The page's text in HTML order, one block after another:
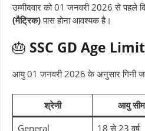
उम्मीदवार को 01 जनवरी 2026 से पहले
(मैट्रिक)पास होना आवश्यक है।
🎂 SSC GD Age
आयु 01 जनवरी 2026 के अनुसार गिनी
श्रेणी आयु
General
18 से 23 वर्ष